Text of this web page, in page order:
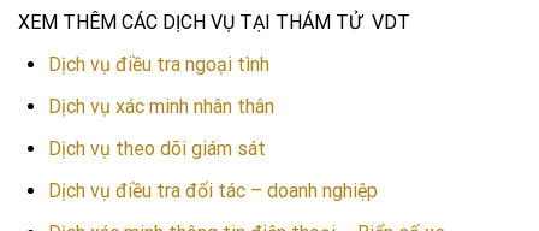
XEM THÊM CÁC DỊCH VỤ TẠI THÁM TỬ VDT
Dịch vụ điều tra ngoại tình
Dịch vụ xác minh nhân thân
Dịch vụ theo dõi giám sát
Dịch vụ điều tra đối tác – doanh nghiệp